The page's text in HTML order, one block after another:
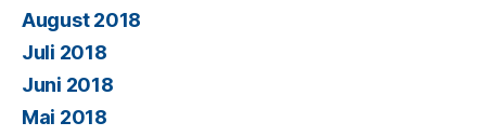
August 2018
Juli 2018
Juni 2018
Mai 2018